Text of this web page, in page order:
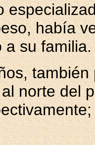
había
a su familia.
norte del